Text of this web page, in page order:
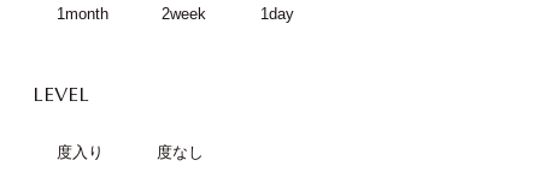
1month 2week 1day
LEVEL
度入り 度なし